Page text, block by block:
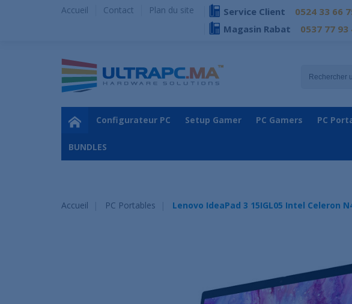
Accueil Contact Plan du site Service Client 0524 33 66
Magasin Rabat
0537 77 93
Configurateur PC Setup Gamer PC Gamers PC
BUNDLES
Accueil PC Portables Lenovo IdeaPad 3 15IGL05 Intel Celeron